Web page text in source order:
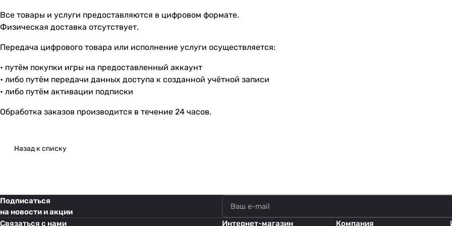
Все товары и услуги предоставляются в цифровом формате.
Физическая доставка отсутствует.
Передача цифрового товара или исполнение услуги осуществляется:
• путём покупки игры на предоставленный аккаунт
• либо путём передачи данных доступа к созданной учётной записи
• либо путём активации подписки
Обработка заказов производится в течение 24 часов.
Назад к списку
Подписаться
на новости и акции
Связаться с нами
Интернет-магазин Компания